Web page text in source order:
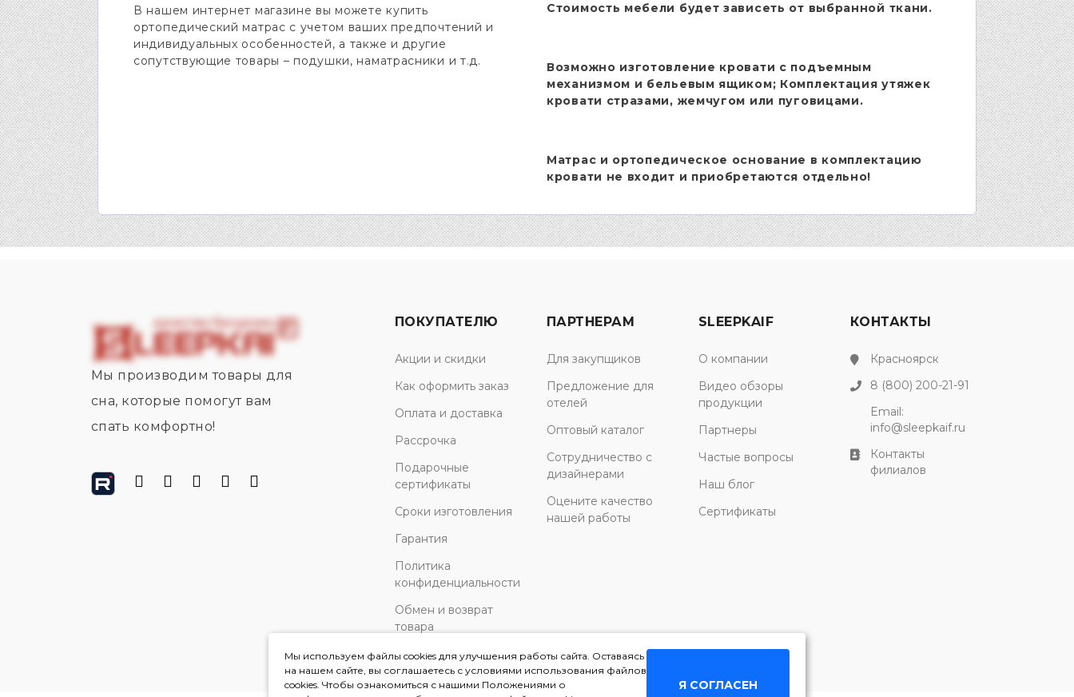
Мы используем файлы cookies для улучшения работы сайта. Оставаясь
на нашем сайте, вы соглашаетесь с условиями использования файлов
cookies. Чтобы ознакомиться с нашими Положениями о
Я СОГЛАСЕН
В нашем интернет магазине вы можете купить
ортопедический матрас с учетом ваших предпочтений и
индивидуальных особенностей, а также и другие
сопутствующие товары – подушки, наматрасники и т.д.
Стоимость мебели будет зависеть от выбранной ткани.
Возможно изготовление кровати с подъемным
механизмом и бельевым ящиком; Комплектация утяжек
кровати стразами, жемчугом или пуговицами.
Матрас и ортопедическое основание в комплектацию
кровати не входит и приобретаются отдельно!
Мы производим товары для
сна, которые помогут вам
спать комфортно!
ПОКУПАТЕЛЮ
Акции и скидки
Как оформить заказ
Оплата и доставка
Рассрочка
Подарочные
сертификаты
Сроки изготовления
Гарантия
Политика
конфиденциальности
Обмен и возврат
товара
ПАРТНЕРАМ
Для закупщиков
Предложение для
отелей
Оптовый каталог
Сотрудничество с
дизайнерами
Оцените качество
нашей работы
SLEEPKAIF
О компании
Видео обзоры
продукции
Партнеры
Частые вопросы
Наш блог
Сертификаты
КОНТАКТЫ
Красноярск
8 (800) 200-21-91
Email:
info@sleepkaif.ru
Контакты
филиалов